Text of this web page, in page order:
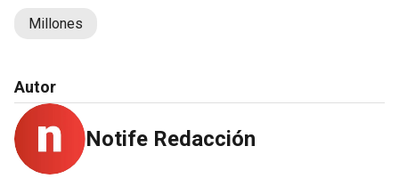
Millones
Autor
Notife Redacción